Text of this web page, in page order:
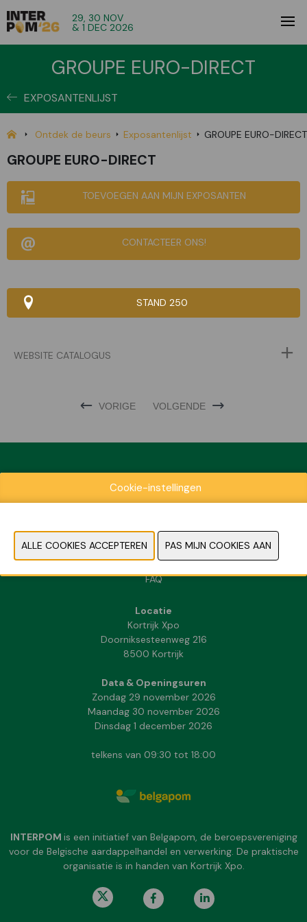
29, 30 NOV
& 1 DEC 2026
GROUPE EURO-DIRECT
EXPOSANTENLIJST
Ontdek de beurs Exposantenlijst GROUPE EURO-DIRECT
GROUPE EURO-DIRECT
TOEVOEGEN AAN MIJN EXPOSANTEN
CONTACTEER ONS!
STAND 250
WEBSITE CATALOGUS
VORIGE VOLGENDE
Exposantenlijst
Contact
Pers- en beeldmateriaal
FAQ
Locatie
Kortrijk Xpo
Doorniksesteenweg 216
8500 Kortrijk
Data & Openingsuren
Zondag 29 november 2026
Maandag 30 november 2026
Dinsdag 1 december 2026
telkens van 09:30 tot 18:00
INTERPOM is een initiatief van Belgapom, de beroepsvereniging
voor de Belgische aardappelhandel en verwerking. De praktische
organisatie is in handen van Kortrijk Xpo.
Cookie-instellingen